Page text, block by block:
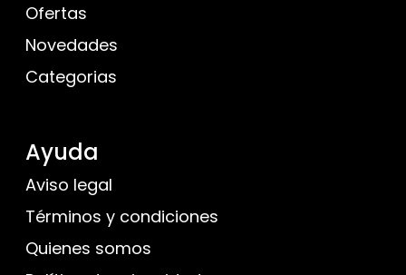
Ofertas
Novedades
Categorias
Ayuda
Aviso legal
Términos y condiciones
Quienes somos